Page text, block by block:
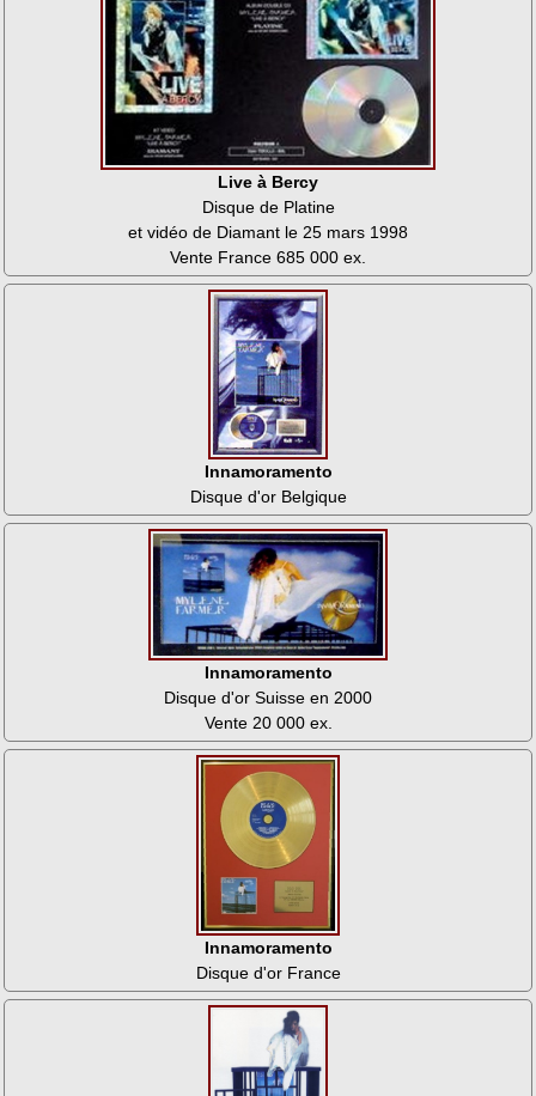
Live à Bercy
Disque de Platine
et vidéo de Diamant le 25 mars 1998
Vente France 685 000 ex.
Innamoramento
Disque d'or Belgique
Innamoramento
Disque d'or Suisse en 2000
Vente 20 000 ex.
Innamoramento
Disque d'or France